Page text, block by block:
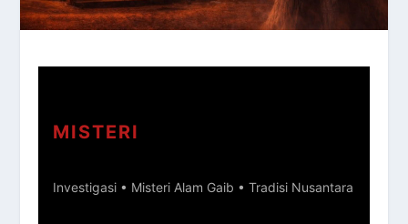
MISTERI
Investigasi • Misteri Alam Gaib • Tradisi Nusantara